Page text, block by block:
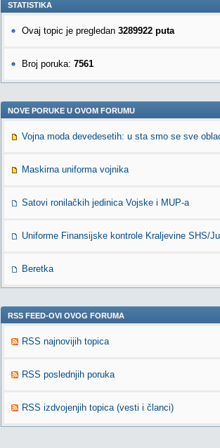
STATISTIKA
Ovaj topic je pregledan 3289922 puta
Broj poruka: 7561
NOVE PORUKE U OVOM FORUMU
Vojna moda devedesetih: u sta smo se sve
Maskirna uniforma vojnika
Satovi ronilačkih jedinica Vojske i MUP-a
Uniforme Finansijske kontrole Kraljevine SHS/
Beretka
RSS FEED-OVI OVOG FORUMA
RSS najnovijih topica
RSS poslednjih poruka
RSS izdvojenjih topica (vesti i članci)